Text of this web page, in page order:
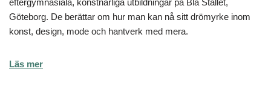
eftergymnasiala, konstnärliga utbildningar på Blå Stället,
Göteborg. De berättar om hur man kan nå sitt drömyrke inom
konst, design, mode och hantverk med mera.
Läs mer